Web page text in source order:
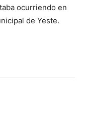
ocurriendo en
de Yeste.